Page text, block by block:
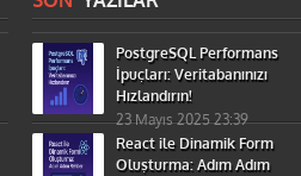
PostgreSQL Performans
İpuçları: Veritabanınızı
Hızlandırın!
23 Mayıs 2025 23:39
React ile Dinamik Form
Oluşturma: Adım Adım